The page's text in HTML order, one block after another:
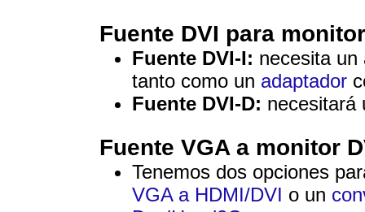
Fuente DVI para
Fuente DVI-I: necesita
tanto como un adaptador
Fuente DVI-D: necesitará
Fuente VGA a monitor
Tenemos dos opciones
VGA a HDMI/DVI o un